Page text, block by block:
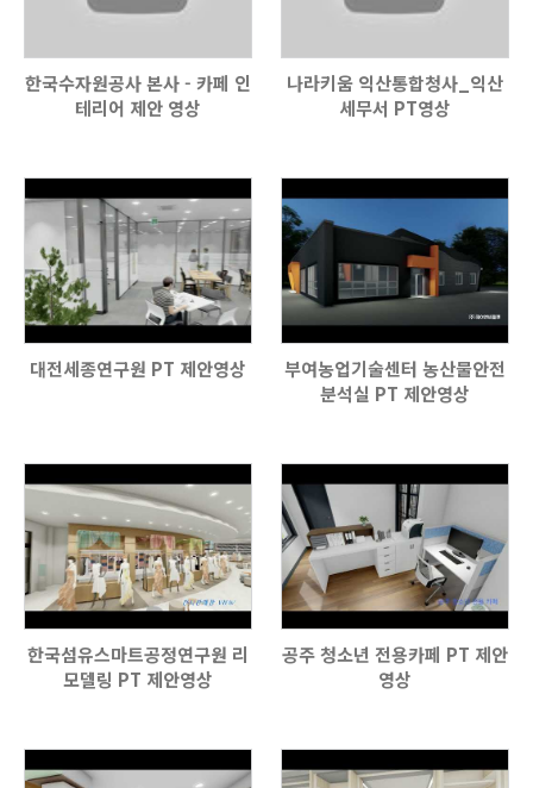
한국수자원공사 본사 - 카페 인
테리어 제안 영상
나라키움 익산통합청사_익산
세무서 PT영상
대전세종연구원 PT 제안영상
부여농업기술센터 농산물안전
분석실 PT 제안영상
한국섬유스마트공정연구원 리
모델링 PT 제안영상
공주 청소년 전용카페 PT 제안
영상